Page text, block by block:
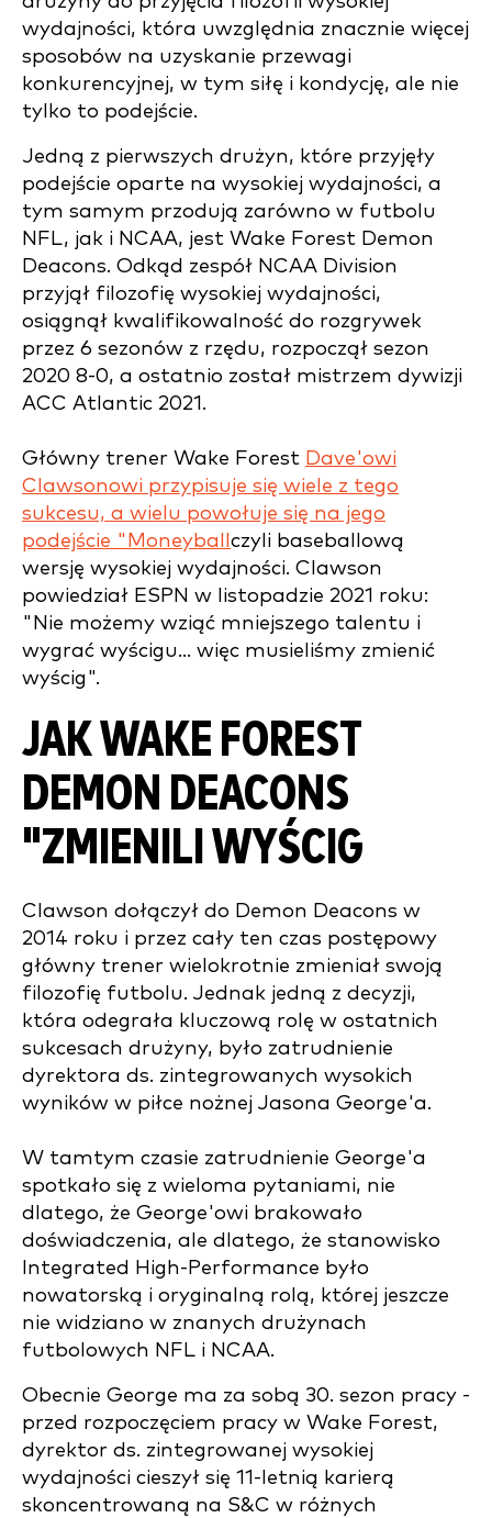
wydajności, która uwzględnia znacznie więcej
sposobów na uzyskanie przewagi
konkurencyjnej, w tym siłę i kondycję, ale nie
tylko to podejście.
Jedną z pierwszych drużyn, które przyjęły
podejście oparte na wysokiej wydajności, a
tym samym przodują zarówno w futbolu
NFL, jak i NCAA, jest Wake Forest Demon
Deacons. Odkąd zespół NCAA Division
przyjął filozofię wysokiej wydajności,
osiągnął kwalifikowalność do rozgrywek
przez 6 sezonów z rzędu, rozpoczął sezon
2020 8-0, a ostatnio został mistrzem dywizji
ACC Atlantic 2021.
Główny trener Wake Forest Dave'owi
Clawsonowi przypisuje się wiele z tego
sukcesu, a wielu powołuje się na jego
podejście "Moneyball czyli baseballową
wersję wysokiej wydajności. Clawson
powiedział ESPN w listopadzie 2021 roku:
"Nie możemy wziąć mniejszego talentu i
wygrać wyścigu... więc musieliśmy zmienić
wyścig".
JAK WAKE FOREST
DEMON DEACONS
"ZMIENILI WYŚCIG
Clawson dołączył do Demon Deacons w
2014 roku i przez cały ten czas postępowy
główny trener wielokrotnie zmieniał swoją
filozofię futbolu. Jednak jedną z decyzji,
która odegrała kluczową rolę w ostatnich
sukcesach drużyny, było zatrudnienie
dyrektora ds. zintegrowanych wysokich
wyników w piłce nożnej Jasona George'a.
W tamtym czasie zatrudnienie George'a
spotkało się z wieloma pytaniami, nie
dlatego, że George'owi brakowało
doświadczenia, ale dlatego, że stanowisko
Integrated High-Performance było
nowatorską i oryginalną rolą, której jeszcze
nie widziano w znanych drużynach
futbolowych NFL i NCAA.
Obecnie George ma za sobą 30. sezon pracy -
przed rozpoczęciem pracy w Wake Forest,
dyrektor ds. zintegrowanej wysokiej
wydajności cieszył się 11-letnią karierą
skoncentrowaną na S&C w różnych